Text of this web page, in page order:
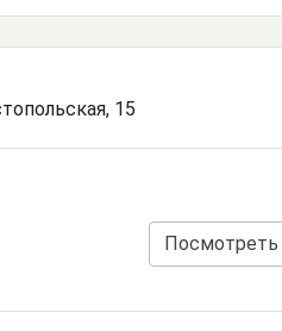
15
Посмотреть